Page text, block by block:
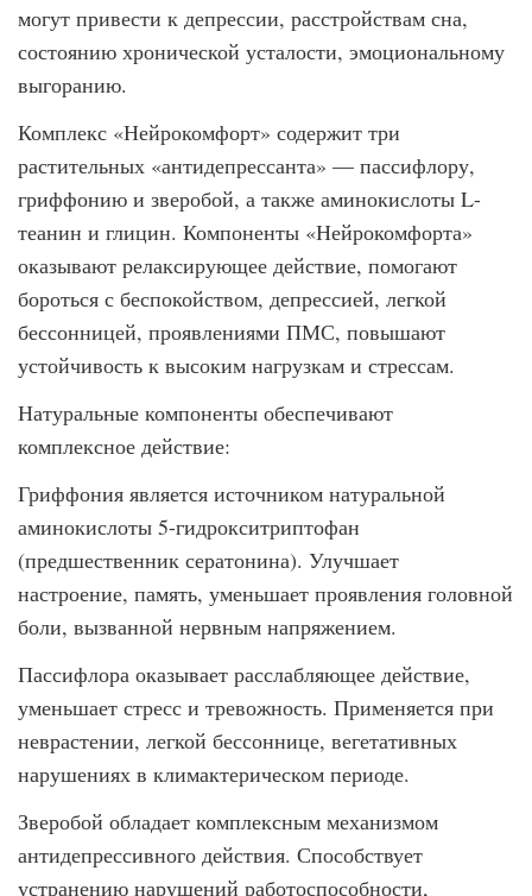
могут привести к депрессии, расстройствам сна,
состоянию хронической усталости, эмоциональному
выгоранию.
Комплекс «Нейрокомфорт» содержит три
растительных «антидепрессанта» — пассифлору,
гриффонию и зверобой, а также аминокислоты L-
теанин и глицин. Компоненты «Нейрокомфорта»
оказывают релаксирующее действие, помогают
бороться с беспокойством, депрессией, легкой
бессонницей, проявлениями ПМС, повышают
устойчивость к высоким нагрузкам и стрессам.
Натуральные компоненты обеспечивают
комплексное действие:
Гриффония является источником натуральной
аминокислоты 5-гидрокситриптофан
(предшественник сератонина). Улучшает
настроение, память, уменьшает проявления головной
боли, вызванной нервным напряжением.
Пассифлора оказывает расслабляющее действие,
уменьшает стресс и тревожность. Применяется при
неврастении, легкой бессоннице, вегетативных
нарушениях в климактерическом периоде.
Зверобой обладает комплексным механизмом
антидепрессивного действия. Способствует
устранению нарушений работоспособности,